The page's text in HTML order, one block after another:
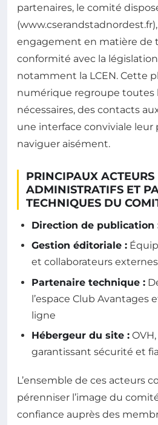
partenaires, le comité
engagement en matière de
conformité avec la législation
notamment la LCEN. Cette
numérique regroupe toutes
nécessaires, des contacts
une interface conviviale
naviguer aisément.
PRINCIPAUX ACTEURS
ADMINISTRATIFS ET
TECHNIQUES DU
Direction de publication
Gestion éditoriale :
et collaborateurs externes
Partenaire technique :
l’espace Club Avantages
ligne
Hébergeur du site :
garantissant sécurité et
L’ensemble de ces acteurs
pérenniser l’image du
confiance auprès des